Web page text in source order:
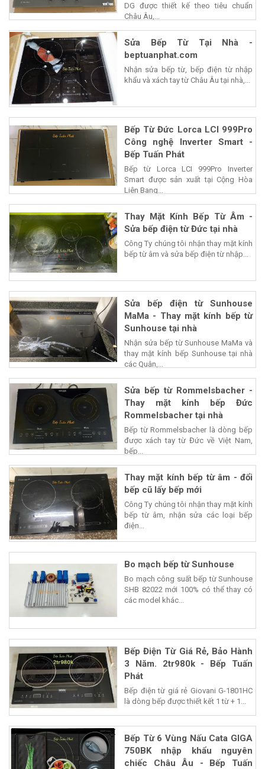
DG được thiết kế theo tiêu chuẩn
Châu Âu,...
Sửa Bếp Từ Tại Nhà -
beptuanphat.com
Nhận sửa bếp từ, bếp điện từ nhập
khẩu và xách tay từ Châu Âu tại nhà,...
Bếp Từ Đức Lorca LCI 999Pro
Công nghệ Inverter Smart -
Bếp Tuấn Phát
Bếp từ Lorca LCI 999Pro Inverter
Smart được sản xuất tại Cộng Hòa
Liên Bang...
Thay Mặt Kính Bếp Từ Âm -
Sửa bếp điện từ Đức tại nhà
Công Ty chúng tôi nhận thay mặt kính
bếp từ âm và sửa bếp điện từ nhập...
Sửa bếp điện từ Sunhouse
MaMa - Thay mặt kính bếp từ
Sunhouse tại nhà
Nhận sửa bếp từ Sunhouse MaMa và
thay mặt kính bếp Sunhouse tại nhà
các Quận,...
Sửa bếp từ Rommelsbacher -
Thay mặt kính bếp Đức
Rommelsbacher tại nhà
Bếp từ Rommelsbacher là dòng bếp
được xách tay từ Đức về Việt Nam,
bếp...
Thay mặt kính bếp từ âm - đổi
bếp cũ lấy bếp mới
Công Ty chúng tôi nhận thay mặt kính
bếp từ âm, nhận sửa các loại bếp
điện...
Bo mạch bếp từ Sunhouse
Bo mạch công suất bếp từ Sunhouse
SHB 82022 mới 100% có thể thay có
các model khác...
Bếp Điện Từ Giá Rẻ, Bảo Hành
3 Năm. 2tr980k - Bếp Tuấn
Phát
Bếp điện từ giá rẻ Giovani G-1801HC
là dòng bếp được thiết kết 1 từ + 1...
Bếp Từ 6 Vùng Nấu Cata GIGA
750BK nhập khẩu nguyên
chiếc Châu Âu - Bếp Tuấn